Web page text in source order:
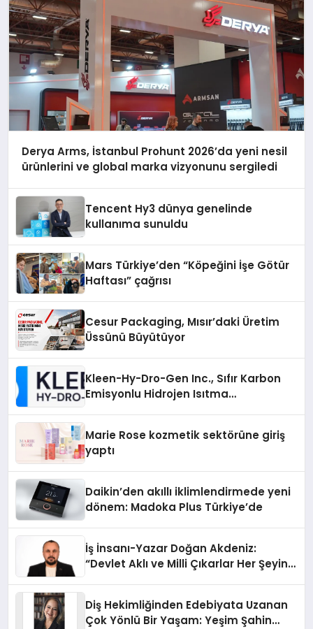
Derya Arms, İstanbul Prohunt 2026’da yeni nesil
ürünlerini ve global marka vizyonunu sergiledi
Tencent Hy3 dünya genelinde
kullanıma sunuldu
Mars Türkiye’den “Köpeğini İşe Götür
Haftası” çağrısı
Cesur Packaging, Mısır’daki Üretim
Üssünü Büyütüyor
Kleen-Hy-Dro-Gen Inc., Sıfır Karbon
Emisyonlu Hidrojen Isıtma
Marie Rose kozmetik sektörüne giriş
yaptı
Daikin’den akıllı iklimlendirmede yeni
dönem: Madoka Plus Türkiye’de
İş İnsanı-Yazar Doğan Akdeniz:
“Devlet Aklı ve Milli Çıkarlar Her Şeyin
Diş Hekimliğinden Edebiyata Uzanan
Çok Yönlü Bir Yaşam: Yeşim Şahin